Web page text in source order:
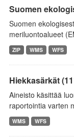
Suomen
Suomen
meriluontoalueet
ZIP WMS WFS
Hiekkasärkät
Aineisto käsittää
raportointia varten
WMS WFS